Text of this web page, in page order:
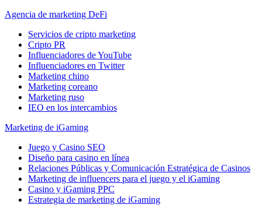
Agencia de marketing DeFi
Servicios de cripto marketing
Cripto PR
Influenciadores de YouTube
Influenciadores en Twitter
Marketing chino
Marketing coreano
Marketing ruso
IEO en los intercambios
Marketing de iGaming
Juego y Casino SEO
Diseño para casino en línea
Relaciones Públicas y Comunicación Estratégica de Casinos
Marketing de influencers para el juego y el iGaming
Casino y iGaming PPC
Estrategia de marketing de iGaming